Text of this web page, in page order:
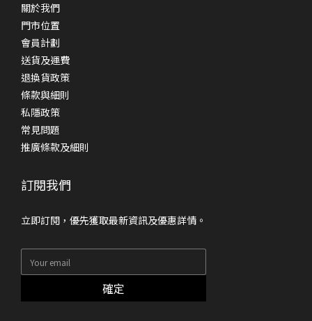
關於我們
門市位置
會員計劃
送貨及運費
退換貨政策
條款與細則
私隱政策
常見問題
推廣條款及細則
訂閱我們
立即訂閱，優先獲取最新資訊及優惠詳情。
確定